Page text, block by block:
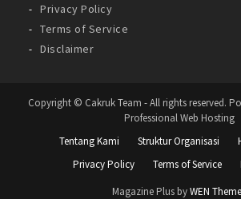
Privacy Policy
Terms of Service
Disclaimer
Copyright © Cakruk Team - All rights reserved.
Professional Web Hosting
Tentang Kami
Struktur Organisasi
Privacy Policy
Terms of Service
Magazine Plus byWEN